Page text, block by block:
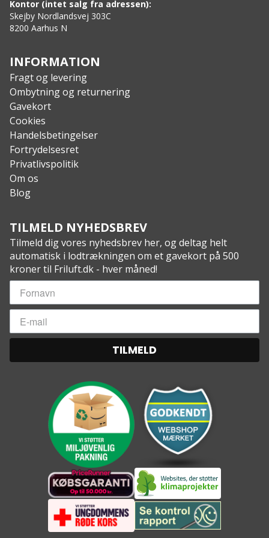
Kontor (intet salg fra adressen):
Skejby Nordlandsvej 303C
8200 Aarhus N
INFORMATION
Fragt og levering
Ombytning og returnering
Gavekort
Cookies
Handelsbetingelser
Fortrydelsesret
Privatlivspolitik
Om os
Blog
TILMELD NYHEDSBREV
Tilmeld dig vores nyhedsbrev her, og deltag helt
automatisk i lodtrækningen om et gavekort på 500
kroner til Friluft.dk - hver måned!
TILMELD